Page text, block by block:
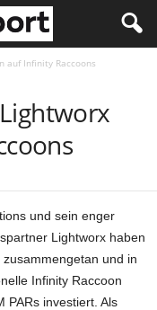
auf Infinity Raccoons
und sein enger
Lightworx haben
zusammengetan und in
Infinity Raccoon
PARs investiert. Als